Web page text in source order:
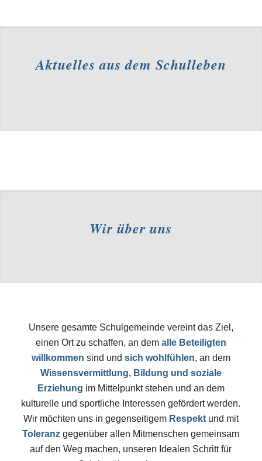
Aktuelles aus dem Schulleben
Wir über uns
Unsere gesamte Schulgemeinde vereint das Ziel,
einen Ort zu schaffen, an dem alle Beteiligten
willkommen sind und sich wohlfühlen, an dem
Wissensvermittlung, Bildung und soziale
Erziehung im Mittelpunkt stehen und an dem
kulturelle und sportliche Interessen gefördert werden.
Wir möchten uns in gegenseitigem Respektund mit
Toleranz gegenüber allen Mitmenschen gemeinsam
auf den Weg machen, unseren Idealen Schritt für